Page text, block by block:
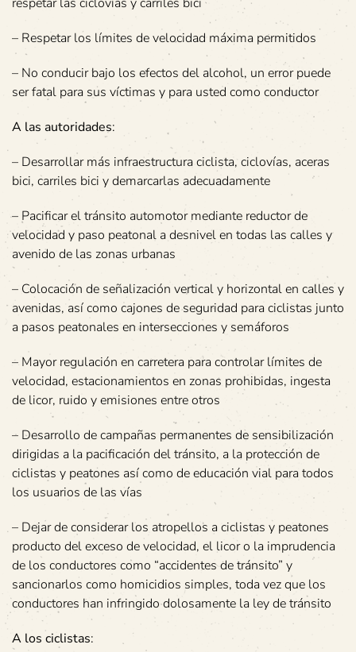
– Respetar los límites de velocidad máxima permitidos
– No conducir bajo los efectos del alcohol, un error puede
ser fatal para sus víctimas y para usted como conductor
A las autoridades:
– Desarrollar más infraestructura ciclista, ciclovías, aceras
bici, carriles bici y demarcarlas adecuadamente
– Pacificar el tránsito automotor mediante reductor de
velocidad y paso peatonal a desnivel en todas las calles y
avenido de las zonas urbanas
– Colocación de señalización vertical y horizontal en calles y
avenidas, así como cajones de seguridad para ciclistas junto
a pasos peatonales en intersecciones y semáforos
– Mayor regulación en carretera para controlar límites de
velocidad, estacionamientos en zonas prohibidas, ingesta
de licor, ruido y emisiones entre otros
– Desarrollo de campañas permanentes de sensibilización
dirigidas a la pacificación del tránsito, a la protección de
ciclistas y peatones así como de educación vial para todos
los usuarios de las vías
– Dejar de considerar los atropellos a ciclistas y peatones
producto del exceso de velocidad, el licor o la imprudencia
de los conductores como “accidentes de tránsito” y
sancionarlos como homicidios simples, toda vez que los
conductores han infringido dolosamente la ley de tránsito
A los ciclistas: